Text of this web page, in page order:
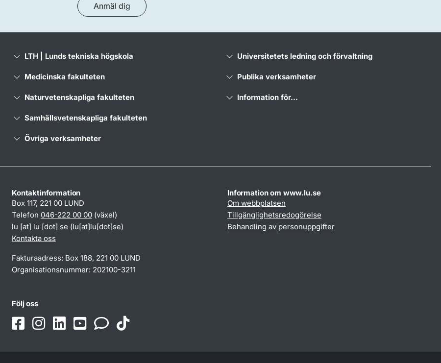
Anmäl dig
LTH | Lunds tekniska högskola
Medicinska fakulteten
Naturvetenskapliga fakulteten
Samhällsvetenskapliga fakulteten
Övriga verksamheter
Universitetets ledning och förvaltning
Publika verksamheter
Information för...
Kontaktinformation
Box 117, 221 00 LUND
Telefon 046-222 00 00 (växel)
lu [at] lu [dot] se (lu[at]lu[dot]se)
Kontakta oss
Fakturaadress: Box 188, 221 00 LUND
Organisationsnummer: 202100-3211
Information om www.lu.se
Om webbplatsen
Tillgänglighetsredogörelse
Behandling av personuppgifter
Följ oss